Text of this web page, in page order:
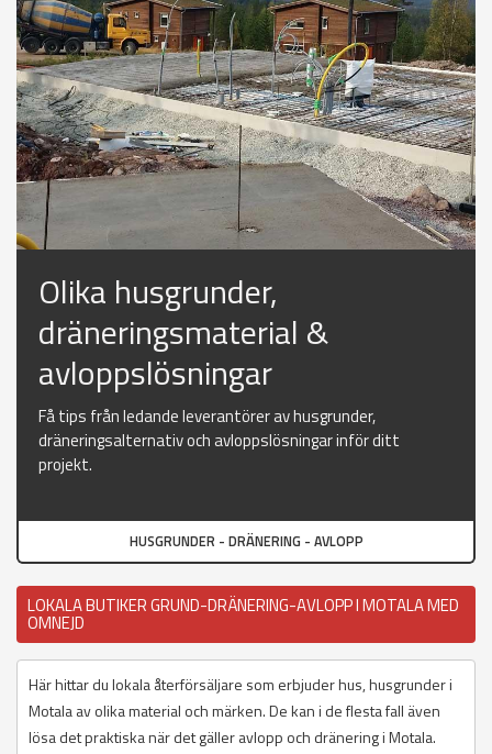
Olika husgrunder,
dräneringsmaterial &
avloppslösningar
Få tips från ledande leverantörer av husgrunder,
dräneringsalternativ och avloppslösningar inför ditt
projekt.
HUSGRUNDER - DRÄNERING - AVLOPP
LOKALA BUTIKER GRUND-DRÄNERING-AVLOPP I MOTALA MED
OMNEJD
Här hittar du lokala återförsäljare som erbjuder hus, husgrunder i
Motala av olika material och märken. De kan i de flesta fall även
lösa det praktiska när det gäller avlopp och dränering i Motala.